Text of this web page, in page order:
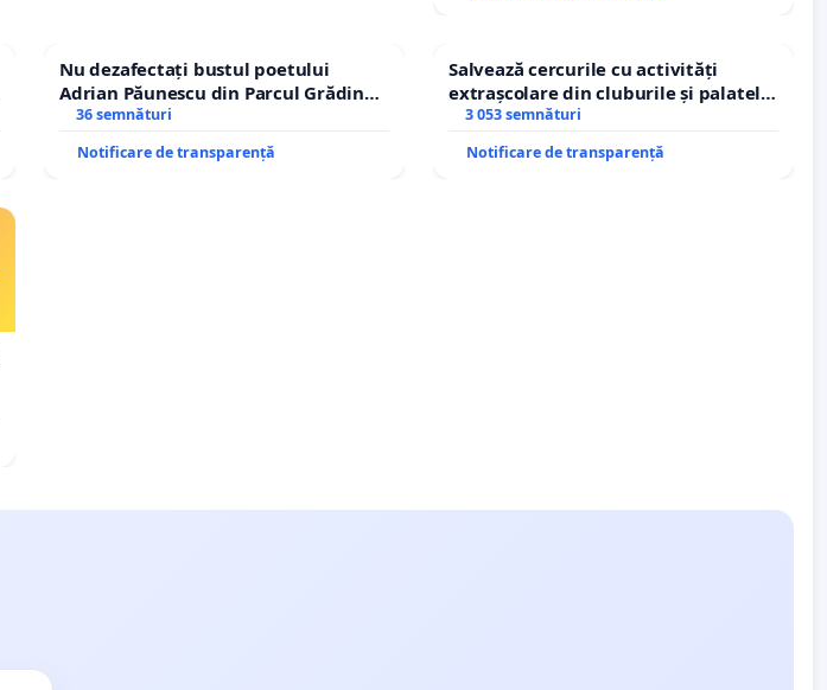
Nu dezafectați bustul poetului
Adrian Păunescu din Parcul Grădina
Icoanei! Stop cenzurii culturale!
36 semnături
Notificare de transparență
Salvează cercurile cu activități
extrașcolare din cluburile și palatele
copiilor
3 053 semnături
Notificare de transparență